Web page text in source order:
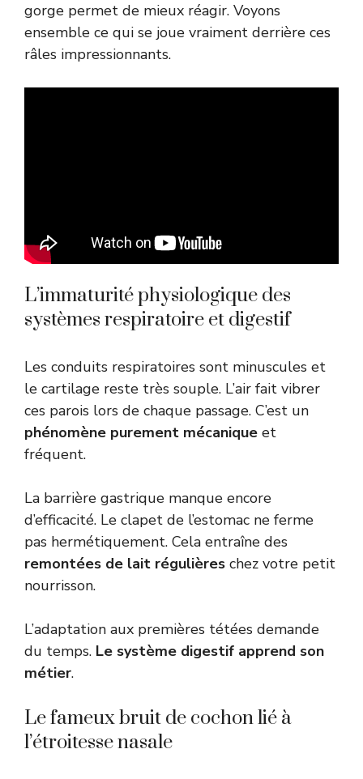
gorge permet de mieux réagir. Voyons
ensemble ce qui se joue vraiment derrière ces
râles impressionnants.
L’immaturité physiologique des
systèmes respiratoire et digestif
Les conduits respiratoires sont minuscules et
le cartilage reste très souple. L’air fait vibrer
ces parois lors de chaque passage. C’est un
phénomène purement mécanique et
fréquent.
La barrière gastrique manque encore
d’efficacité. Le clapet de l’estomac ne ferme
pas hermétiquement. Cela entraîne des
remontées de lait régulières chez votre petit
nourrisson.
L’adaptation aux premières tétées demande
du temps. Le système digestif apprend son
métier.
Le fameux bruit de cochon lié à
l’étroitesse nasale